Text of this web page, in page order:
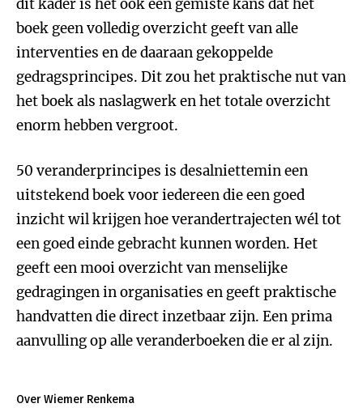
dit kader is het ook een gemiste kans dat het
boek geen volledig overzicht geeft van alle
interventies en de daaraan gekoppelde
gedragsprincipes. Dit zou het praktische nut van
het boek als naslagwerk en het totale overzicht
enorm hebben vergroot.
50 veranderprincipes is desalniettemin een
uitstekend boek voor iedereen die een goed
inzicht wil krijgen hoe verandertrajecten wél tot
een goed einde gebracht kunnen worden. Het
geeft een mooi overzicht van menselijke
gedragingen in organisaties en geeft praktische
handvatten die direct inzetbaar zijn. Een prima
aanvulling op alle veranderboeken die er al zijn.
Over Wiemer Renkema